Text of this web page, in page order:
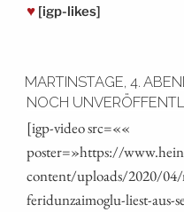
♥ [igp-likes]
MARTINSTAGE, 4.
NOCH
[igp-video src=««
poster=»https://
content/uploads/2020/04/
feridunzaimoglu-liest-aus-